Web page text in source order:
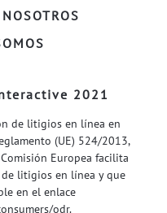
2021
de litigios en línea en
(UE) 524/2013,
Europea facilita
litigios en línea y que
en el enlace
odr.